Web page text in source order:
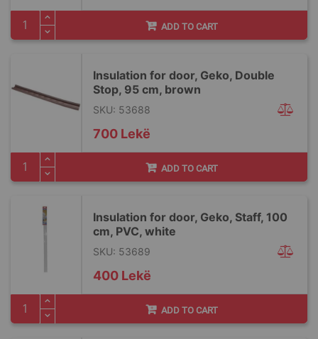
ADD TO CART
Insulation for door, Geko, Double
Stop, 95 cm, brown
SKU: 53688
700 Lekë
ADD TO CART
Insulation for door, Geko, Staff, 100
cm, PVC, white
SKU: 53689
400 Lekë
ADD TO CART